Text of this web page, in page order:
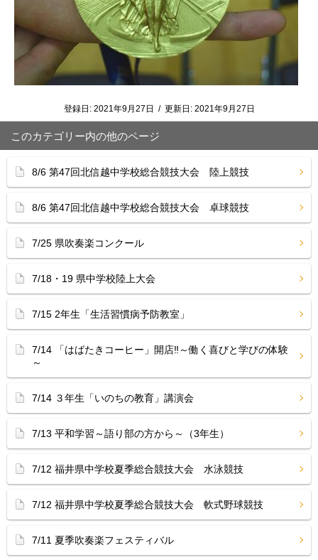
登録日: 2021年9月27日 / 更新日: 2021年9月27日
このカテゴリー内の他のページ
8/6 第47回北信越中学校総合競技大会 陸上競技
8/6 第47回北信越中学校総合競技大会 卓球競技
7/25 県吹奏楽コンクール
7/18・19 県中学校陸上大会
7/15 2年生「生活習慣病予防教室」
7/14 「はばたきコーヒー」開店‼︎～働く喜びと学びの体験
～
7/14 ３年生「いのちの教育」講演会
7/13 平和学習～語り部の方から～（3年生）
7/12 福井県中学校夏季総合競技大会 水泳競技
7/12 福井県中学校夏季総合競技大会 軟式野球競技
7/11 夏季吹奏楽フェスティバル